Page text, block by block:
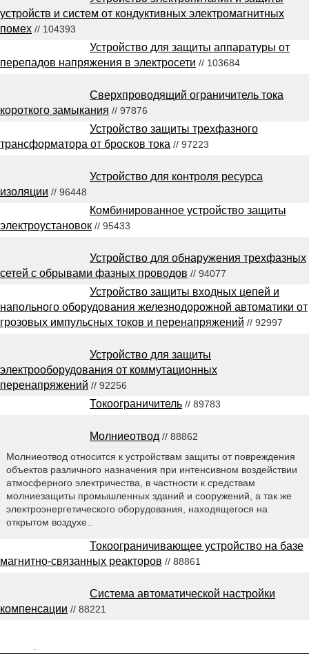
устройств и систем от кондуктивных электромагнитных
помех // 104393
Устройство для защиты аппаратуры от
перепадов напряжения в электросети // 103684
Сверхпроводящий ограничитель тока
короткого замыкания // 97876
Устройство защиты трехфазного
трансформатора от бросков тока // 97223
Устройство для контроля ресурса
изоляции // 96448
Комбинированное устройство защиты
электроустановок // 95433
Устройство для обнаружения трехфазных
сетей с обрывами фазных проводов // 94077
Устройство защиты входных цепей и
напольного оборудования железнодорожной автоматики от
грозовых импульсных токов и перенапряжений // 92997
Устройство для защиты
электрооборудования от коммутационных
перенапряжений // 92256
Токоограничитель // 89783
Молниеотвод // 88862
Молниеотвод относится к устройствам защиты от повреждения
объектов различного назначения при интенсивном воздействии
атмосферного электричества, в частности к средствам
молниезащиты промышленных зданий и сооружений, а так же
электроэнергетического оборудования, находящегося на
открытом воздухе..
Токоограничивающее устройство на базе
магнитно-связанных реакторов // 88861
Система автоматической настройки
компенсации // 88221